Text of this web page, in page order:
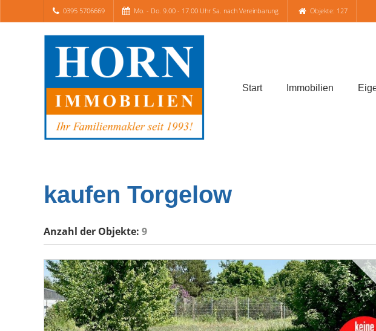
0395 5706669 Mo. - Do. 9.00 - 17.00 Uhr Sa. nach Vereinbarung Objekte: 127
Start Immobilien
kaufen Torgelow
Anzahl der Objekte: 9